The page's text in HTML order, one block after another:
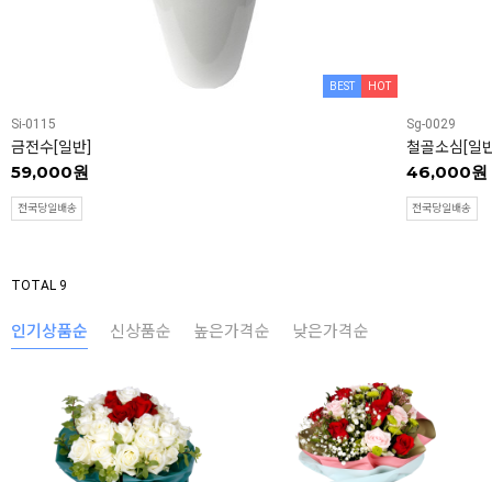
BEST HOT
Si-0115
금전수[일반]
59,000원
전국당일배송
Sg-0029
철골소심[일
46,000원
전국당일배송
TOTAL 9
인기상품순 신상품순 높은가격순 낮은가격순